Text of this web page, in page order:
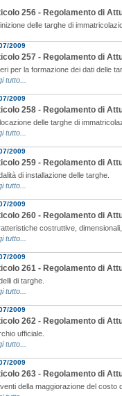
256 - Regolamento di
delle targhe di
2009
257 - Regolamento di
per la formazione dei dati delle
tutto...
2009
258 - Regolamento di
delle targhe di
tutto...
2009
259 - Regolamento di
di installazione delle targhe.
tutto...
2009
260 - Regolamento di
costruttive,
tutto...
2009
261 - Regolamento di
di targhe.
tutto...
2009
262 - Regolamento di
ufficiale.
tutto...
2009
263 - Regolamento di
della maggiorazione del